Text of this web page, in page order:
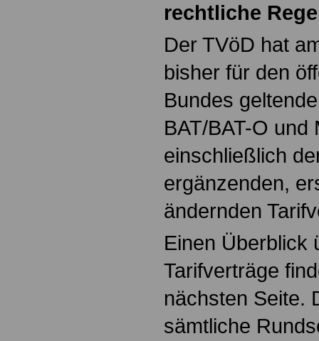
rechtliche
Der TVöD hat
bisher für den
Bundes
BAT/BAT-O und
einschließlich
ergänzenden,
ändernden
Einen Überblick
Tarifverträge
nächsten Seite.
sämtliche